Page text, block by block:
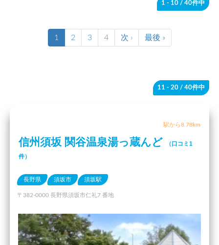
1 - 10 / 40件中
1 2 3 4 次 › 最後 »
11 - 20 / 40件中
駅から8.78km
信州須坂 関谷温泉湯っ蔵んど
（口コミ1
件）
長野県 須坂市 須坂駅
〒382-0000 長野県須坂市仁礼7 番地